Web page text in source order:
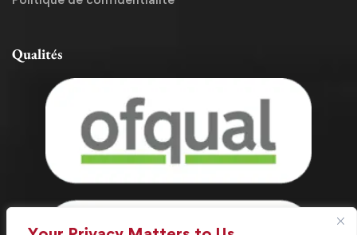
Qualités